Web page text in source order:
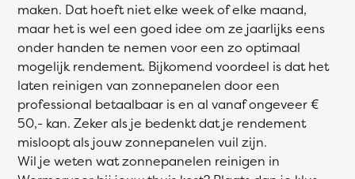
maken. Dat hoeft niet elke week of elke maand,
maar het is wel een goed idee om ze jaarlijks eens
onder handen te nemen voor een zo optimaal
mogelijk rendement. Bijkomend voordeel is dat het
laten reinigen van zonnepanelen door een
professional betaalbaar is en al vanaf ongeveer €
50,- kan. Zeker als je bedenkt dat je rendement
misloopt als jouw zonnepanelen vuil zijn.
Wil je weten wat zonnepanelen reinigen in